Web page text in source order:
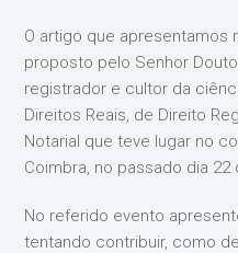
O artigo que apresentamos
proposto pelo Senhor
registrador e cultor da
Direitos Reais, de Direito
Notarial que teve lugar no
Coimbra, no passado dia 22
No referido evento
tentando contribuir, como